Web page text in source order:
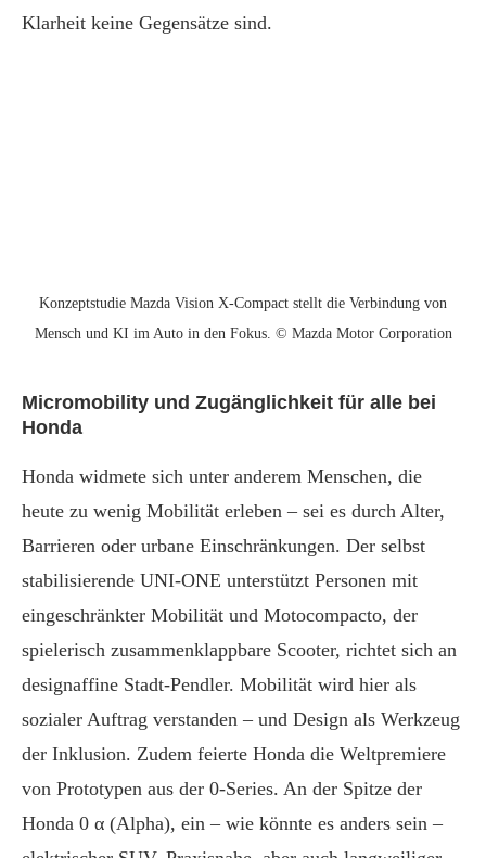
Klarheit keine Gegensätze sind.
Konzeptstudie Mazda Vision X-Compact stellt die Verbindung von
Mensch und KI im Auto in den Fokus. © Mazda Motor Corporation
Micromobility und Zugänglichkeit für alle bei
Honda
Honda widmete sich unter anderem Menschen, die
heute zu wenig Mobilität erleben – sei es durch Alter,
Barrieren oder urbane Einschränkungen. Der selbst
stabilisierende UNI-ONE unterstützt Personen mit
eingeschränkter Mobilität und Motocompacto, der
spielerisch zusammenklappbare Scooter, richtet sich an
designaffine Stadt-Pendler. Mobilität wird hier als
sozialer Auftrag verstanden – und Design als Werkzeug
der Inklusion. Zudem feierte Honda die Weltpremiere
von Prototypen aus der 0-Series. An der Spitze der
Honda 0 α (Alpha), ein – wie könnte es anders sein –